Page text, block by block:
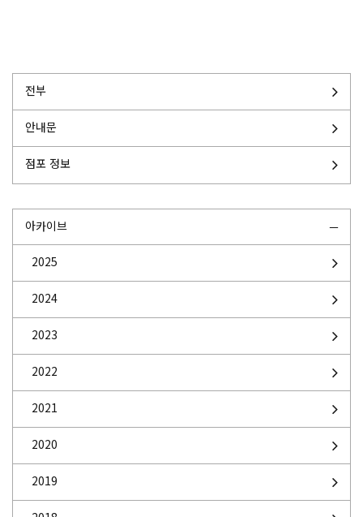
전부
안내문
점포 정보
아카이브
2025
2024
2023
2022
2021
2020
2019